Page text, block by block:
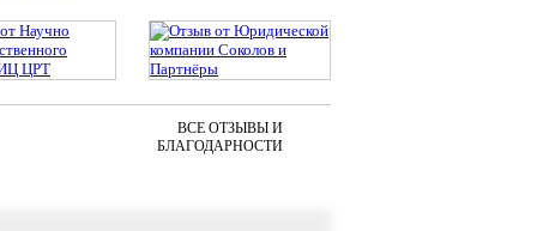
ВСЕ ОТЗЫВЫ И
БЛАГОДАРНОСТИ